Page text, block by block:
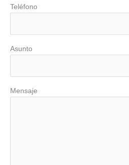
Teléfono
Asunto
Mensaje